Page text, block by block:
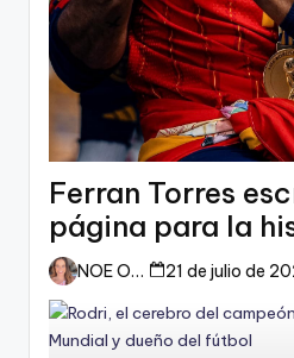
Ferran Torres
página para la
España
NOE ORTIZ 21 de julio de